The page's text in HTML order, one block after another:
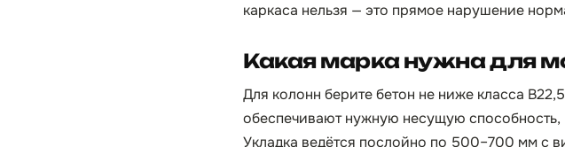
каркаса нельзя — это прямое нарушение
Какая марка нужна для
Для колонн берите бетон не ниже класса
обеспечивают нужную несущую
Укладка ведётся послойно по 500–700 мм с